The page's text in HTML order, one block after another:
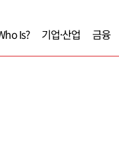
Is? 기업·산업 금융